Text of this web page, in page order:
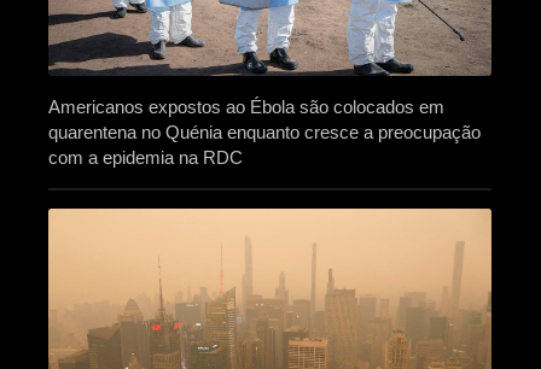
Americanos expostos ao Ébola são colocados em
quarentena no Quénia enquanto cresce a preocupação
com a epidemia na RDC